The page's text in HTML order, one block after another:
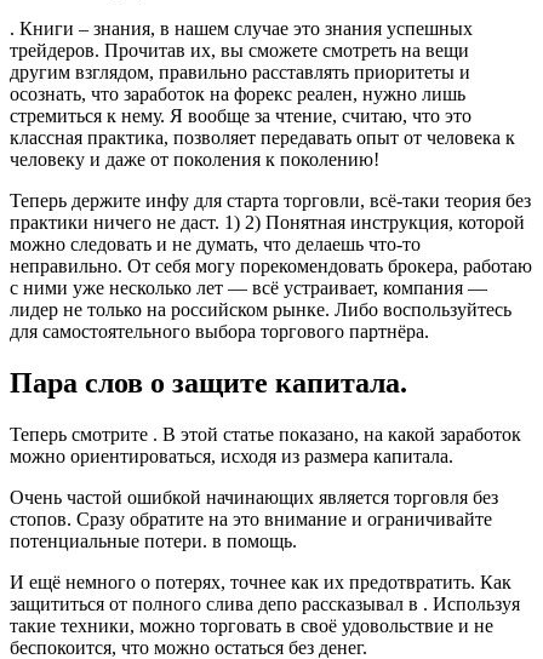
. Книги – знания, в нашем случае это знания успешных
трейдеров. Прочитав их, вы сможете смотреть на вещи
другим взглядом, правильно расставлять приоритеты и
осознать, что заработок на форекс реален, нужно лишь
стремиться к нему. Я вообще за чтение, считаю, что это
классная практика, позволяет передавать опыт от человека к
человеку и даже от поколения к поколению!
Теперь держите инфу для старта торговли, всё-таки теория без
практики ничего не даст. 1) 2) Понятная инструкция, которой
можно следовать и не думать, что делаешь что-то
неправильно. От себя могу порекомендовать брокера, работаю
с ними уже несколько лет — всё устраивает, компания —
лидер не только на российском рынке. Либо воспользуйтесь
для самостоятельного выбора торгового партнёра.
Пара слов о защите капитала.
Теперь смотрите . В этой статье показано, на какой заработок
можно ориентироваться, исходя из размера капитала.
Очень частой ошибкой начинающих является торговля без
стопов. Сразу обратите на это внимание и ограничивайте
потенциальные потери. в помощь.
И ещё немного о потерях, точнее как их предотвратить. Как
защититься от полного слива депо рассказывал в . Используя
такие техники, можно торговать в своё удовольствие и не
беспокоится, что можно остаться без денег.